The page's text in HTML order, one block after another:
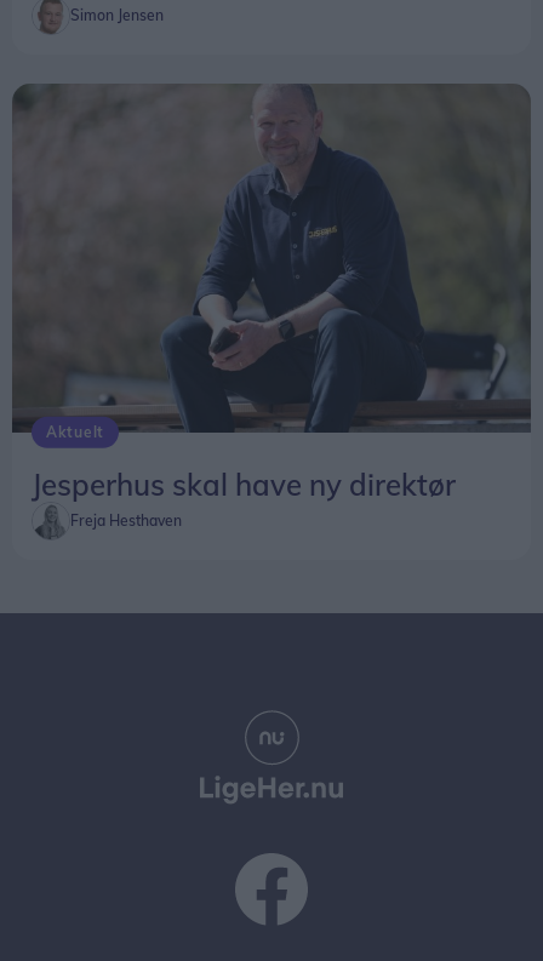
Simon Jensen
Aktuelt
Jesperhus skal have ny direktør
Freja Hesthaven